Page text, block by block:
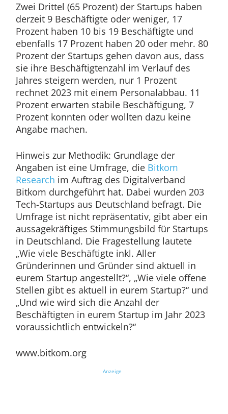
Zwei Drittel (65 Prozent) der Startups haben
derzeit 9 Beschäftigte oder weniger, 17
Prozent haben 10 bis 19 Beschäftigte und
ebenfalls 17 Prozent haben 20 oder mehr. 80
Prozent der Startups gehen davon aus, dass
sie ihre Beschäftigtenzahl im Verlauf des
Jahres steigern werden, nur 1 Prozent
rechnet 2023 mit einem Personalabbau. 11
Prozent erwarten stabile Beschäftigung, 7
Prozent konnten oder wollten dazu keine
Angabe machen.
Hinweis zur Methodik: Grundlage der
Angaben ist eine Umfrage, die Bitkom
Research im Auftrag des Digitalverband
Bitkom durchgeführt hat. Dabei wurden 203
Tech-Startups aus Deutschland befragt. Die
Umfrage ist nicht repräsentativ, gibt aber ein
aussagekräftiges Stimmungsbild für Startups
in Deutschland. Die Fragestellung lautete
„Wie viele Beschäftigte inkl. Aller
Gründerinnen und Gründer sind aktuell in
eurem Startup angestellt?“, „Wie viele offene
Stellen gibt es aktuell in eurem Startup?“ und
„Und wie wird sich die Anzahl der
Beschäftigten in eurem Startup im Jahr 2023
voraussichtlich entwickeln?“
www.bitkom.org
Anzeige